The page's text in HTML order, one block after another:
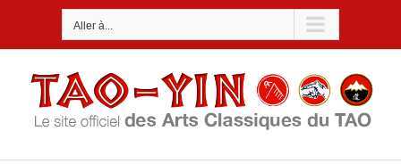
Aller à...